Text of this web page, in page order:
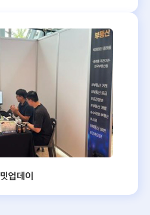
밋업데이